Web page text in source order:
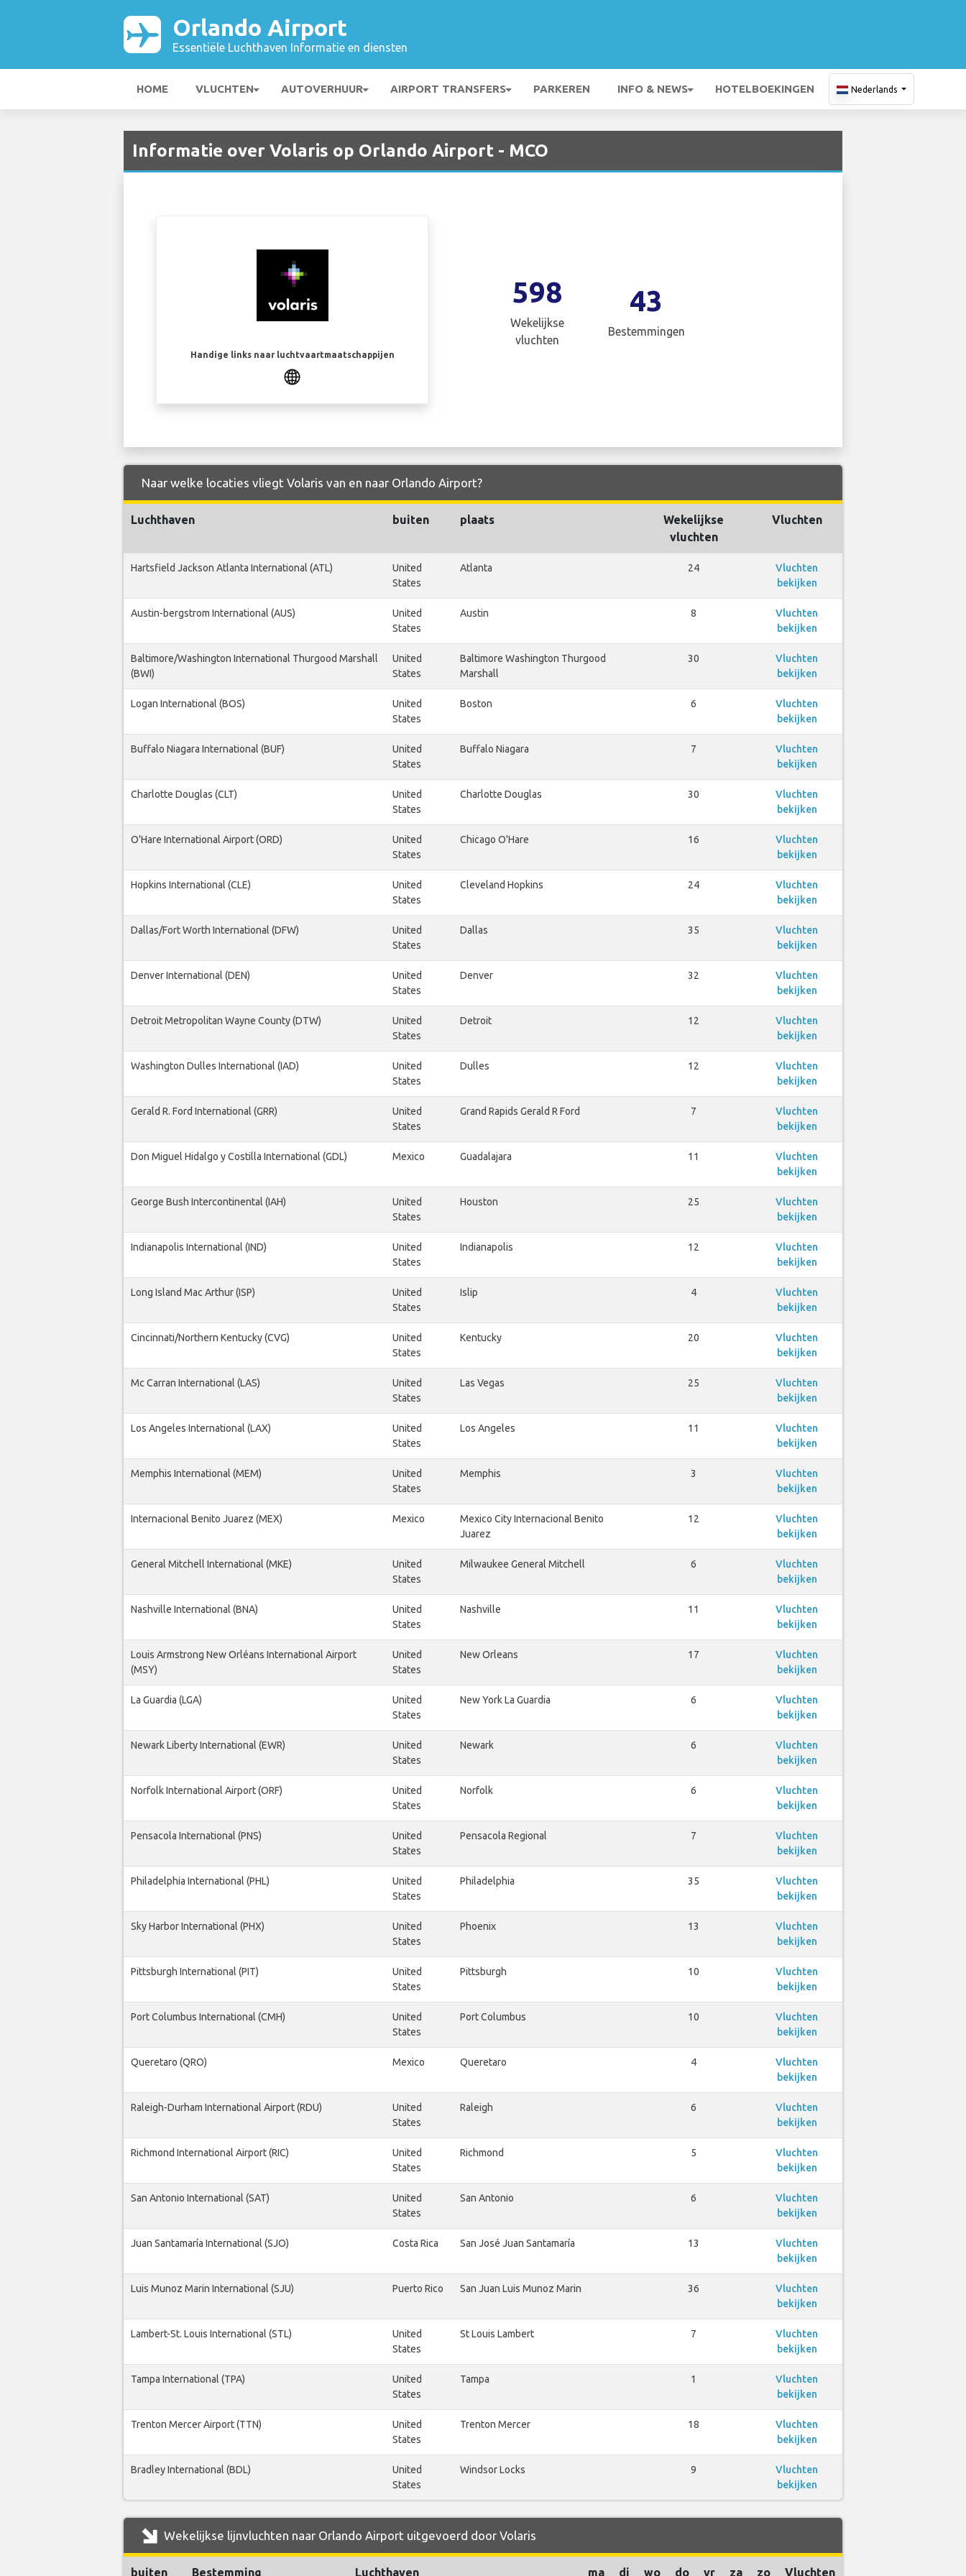
Orlando Airport
Essentiële Luchthaven Informatie en diensten
HOME VLUCHTEN AUTOVERHUUR AIRPORT TRANSFERS PARKEREN INFO & NEWS HOTELBOEKINGEN Nederlands
Informatie over Volaris op Orlando Airport - MCO
Handige links naar luchtvaartmaatschappijen
598
Wekelijkse
vluchten
43
Bestemmingen
Naar welke locaties vliegt Volaris van en naar Orlando Airport?
Luchthaven buiten plaats
Wekelijkse
vluchten
Vluchten
Hartsfield Jackson Atlanta International (ATL)
United
States
Atlanta 24
Vluchten
bekijken
Austin-bergstrom International (AUS)
United
States
Austin 8
Vluchten
bekijken
Baltimore/Washington International Thurgood Marshall
(BWI)
United
States
Baltimore Washington Thurgood
Marshall
30
Vluchten
bekijken
Logan International (BOS)
United
States
Boston 6
Vluchten
bekijken
Buffalo Niagara International (BUF)
United
States
Buffalo Niagara 7
Vluchten
bekijken
Charlotte Douglas (CLT)
United
States
Charlotte Douglas 30
Vluchten
bekijken
O'Hare International Airport (ORD)
United
States
Chicago O'Hare 16
Vluchten
bekijken
Hopkins International (CLE)
United
States
Cleveland Hopkins 24
Vluchten
bekijken
Dallas/Fort Worth International (DFW)
United
States
Dallas 35
Vluchten
bekijken
Denver International (DEN)
United
States
Denver 32
Vluchten
bekijken
Detroit Metropolitan Wayne County (DTW)
United
States
Detroit 12
Vluchten
bekijken
Washington Dulles International (IAD)
United
States
Dulles 12
Vluchten
bekijken
Gerald R. Ford International (GRR)
United
States
Grand Rapids Gerald R Ford 7
Vluchten
bekijken
Don Miguel Hidalgo y Costilla International (GDL) Mexico Guadalajara 11
Vluchten
bekijken
George Bush Intercontinental (IAH)
United
States
Houston 25
Vluchten
bekijken
Indianapolis International (IND)
United
States
Indianapolis 12
Vluchten
bekijken
Long Island Mac Arthur (ISP)
United
States
Islip 4
Vluchten
bekijken
Cincinnati/Northern Kentucky (CVG)
United
States
Kentucky 20
Vluchten
bekijken
Mc Carran International (LAS)
United
States
Las Vegas 25
Vluchten
bekijken
Los Angeles International (LAX)
United
States
Los Angeles 11
Vluchten
bekijken
Memphis International (MEM)
United
States
Memphis 3
Vluchten
bekijken
Internacional Benito Juarez (MEX) Mexico
Mexico City Internacional Benito
Juarez
12
Vluchten
bekijken
General Mitchell International (MKE)
United
States
Milwaukee General Mitchell 6
Vluchten
bekijken
Nashville International (BNA)
United
States
Nashville 11
Vluchten
bekijken
Louis Armstrong New Orléans International Airport
(MSY)
United
States
New Orleans 17
Vluchten
bekijken
La Guardia (LGA)
United
States
New York La Guardia 6
Vluchten
bekijken
Newark Liberty International (EWR)
United
States
Newark 6
Vluchten
bekijken
Norfolk International Airport (ORF)
United
States
Norfolk 6
Vluchten
bekijken
Pensacola International (PNS)
United
States
Pensacola Regional 7
Vluchten
bekijken
Philadelphia International (PHL)
United
States
Philadelphia 35
Vluchten
bekijken
Sky Harbor International (PHX)
United
States
Phoenix 13
Vluchten
bekijken
Pittsburgh International (PIT)
United
States
Pittsburgh 10
Vluchten
bekijken
Port Columbus International (CMH)
United
States
Port Columbus 10
Vluchten
bekijken
Queretaro (QRO) Mexico Queretaro 4
Vluchten
bekijken
Raleigh-Durham International Airport (RDU)
United
States
Raleigh 6
Vluchten
bekijken
Richmond International Airport (RIC)
United
States
Richmond 5
Vluchten
bekijken
San Antonio International (SAT)
United
States
San Antonio 6
Vluchten
bekijken
Juan Santamaría International (SJO) Costa Rica San José Juan Santamaría 13
Vluchten
bekijken
Luis Munoz Marin International (SJU) Puerto Rico San Juan Luis Munoz Marin 36
Vluchten
bekijken
Lambert-St. Louis International (STL)
United
States
St Louis Lambert 7
Vluchten
bekijken
Tampa International (TPA)
United
States
Tampa 1
Vluchten
bekijken
Trenton Mercer Airport (TTN)
United
States
Trenton Mercer 18
Vluchten
bekijken
Bradley International (BDL)
United
States
Windsor Locks 9
Vluchten
bekijken
Wekelijkse lijnvluchten naar Orlando Airport uitgevoerd door Volaris
buiten Bestemming Luchthaven ma di wo do vr za zo Vluchten